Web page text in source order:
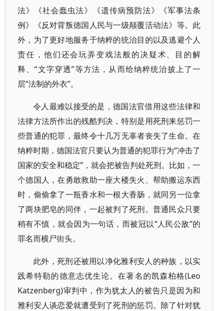
法》《社会蠢虫法》《遗传病预防法》《军事法条
例》《反对背叛德国人民与一级颠覆活动法》等。此
外，为了更好地服务于纳粹的统治目的以及逃避个人
责任，他们还会玩弄变戏法般的决疑术、目的解
释、“文字穿透”等方法，从而给纳粹统治披上了一
层“法制的外衣”。
令人最难以接受的是，德国法官借用这些法律和
法律方法所作出的残酷判决，特别是用死刑来惩罚一
些普通的犯罪，最终令十几万无辜者丧失了生命。在
纳粹时期，德国法官只要认为普通的犯罪行为“冲击了
国家的安全和稳定”，就会把被告判处死刑。比如，一
个德国人，在勇敢救助一座大楼失火、帮助搬运东西
时，偷偷拿了一瓶香水和一根大香肠，就同另一位拿
了两块肥皂的同伴，一起被判了死刑。普通民众只要
稍有不慎，就会因为一句话，而被冠以“人民公敌”的
罪名而横尸街头。
此外，死刑还被用以净化雅利安人的种族，以实
践希特勒的德意志优生论。在著名的凯森柏格(Leo
Katzenberg)审判中，作为犹太人的被告只是因为和
雅利安人谈恋爱就遭受到了死刑的惩罚。除了针对犹